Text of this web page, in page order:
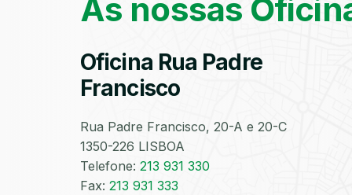
As nossas
Oficina Rua Padre
Francisco
Rua Padre Francisco, 20-A e 20-C
1350-226 LISBOA
Telefone: 213 931 330
Fax: 213 931 333